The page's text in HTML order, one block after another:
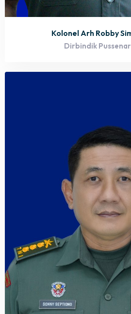
Kolonel Arh Robby
Dirbindik